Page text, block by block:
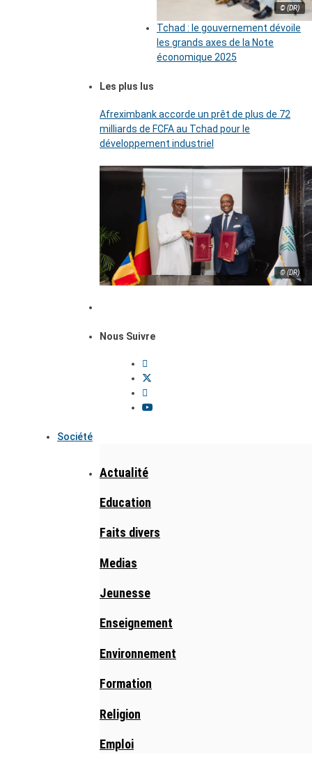
© (DR)
Tchad : le gouvernement dévoile
les grands axes de la Note
économique 2025
Les plus lus
Afreximbank accorde un prêt de plus de 72
milliards de FCFA au Tchad pour le
développement industriel
© (DR)
Nous Suivre
Société
Actualité
Education
Faits divers
Medias
Jeunesse
Enseignement
Environnement
Formation
Religion
Emploi